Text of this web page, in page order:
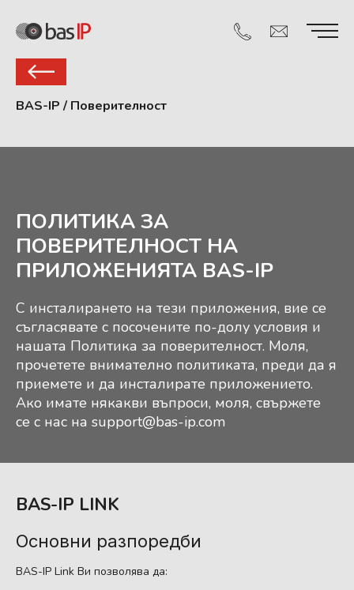
BAS-IP / Поверителност
ПОЛИТИКА ЗА
ПОВЕРИТЕЛНОСТ НА
ПРИЛОЖЕНИЯТА BAS-IP
С инсталирането на тези приложения, вие се
съгласявате с посочените по-долу условия и
нашата Политика за поверителност. Моля,
прочетете внимателно политиката, преди да я
приемете и да инсталирате приложението.
Ако имате някакви въпроси, моля, свържете
се с нас на support@bas-ip.com
BAS-IP LINK
Основни разпоредби
BAS-IP Link Ви позволява да: